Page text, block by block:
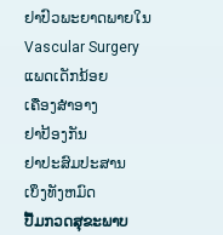
ຢາ​ປົວ​ພະ​ຍາດ​ພາຍ​ໃນ
Vascular Surgery
ແພດເດັກນ້ອຍ
ເຄື່ອງສໍາອາງ
ຢາປ້ອງກັນ
ຢາປະສົມປະສານ
ເບິ່ງທັງຫມົດ
ປື້ມກວດສຸຂະພາບ